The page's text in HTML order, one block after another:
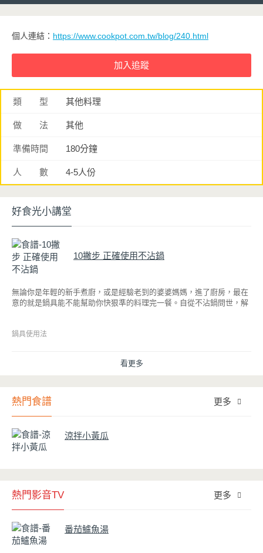
個人連結： https://www.cookpot.com.tw/blog/240.html
類 型 其他料理
做 法 其他
準備時間 180分鐘
人 數 4-5人份
好食光小講堂
10撇步 正確使用不沾鍋
無論你是年輕的新手煮廚，或是經驗老到的婆婆媽媽，進了廚房，最在
意的就是鍋具能不能幫助你快狠準的料理完一餐。自從不沾鍋問世，解
因此金鑽不沾系列的鍋具，更年年穩居銷售排行榜的前幾名。然而如何
鍋具使用法
看更多
熱門食譜 更多
涼拌小黃瓜
熱門影音TV 更多
番茄鱸魚湯